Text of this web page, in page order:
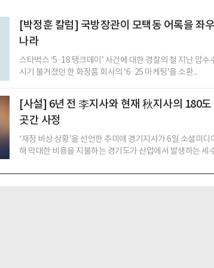
[박정훈 칼럼] 국방장관이 모택동 어록을 좌
나라
스타벅스 ‘5·18 탱크데이’ 사건에 대한 경찰의 철 지난 압수
시기 불거졌던 한 화장품 회사의 ‘6·25 마케팅’을 소환...
[사설] 6년 전 李지사와 현재 秋지사의 180도
곳간 사정
‘재정 비상 상황’을 선언한 추미애 경기지사가 6일 소셜미디
해 막대한 비용을 지불하는 경기도가 산업에서 발생하는 세